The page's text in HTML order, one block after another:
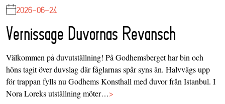
2026-06-24
Vernissage Duvornas Revansch
Välkommen på duvutställning! På Godhemsberget har bin och
höns tagit över duvslag där fåglarnas spår syns än. Halvvägs upp
för trappan fylls nu Godhems Konsthall med duvor från Istanbul. I
Nora Loreks utställning möter…>